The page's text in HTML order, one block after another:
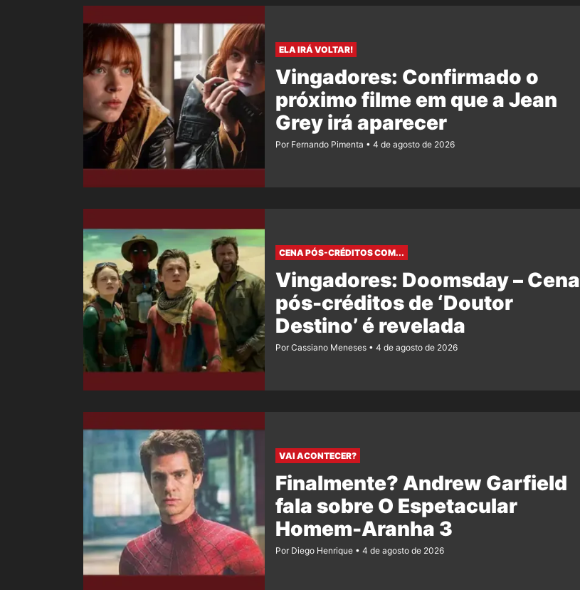
ELA IRÁ VOLTAR!
Vingadores: Confirmado o
próximo filme em que a Jean
Grey irá aparecer
Por Fernando Pimenta 4 de agosto de 2026
CENA PÓS-CRÉDITOS COM...
Vingadores: Doomsday – Cena
pós-créditos de ‘Doutor
Destino’ é revelada
Por Cassiano Meneses 4 de agosto de 2026
VAI ACONTECER?
Finalmente? Andrew Garfield
fala sobre O Espetacular
Homem-Aranha 3
Por Diego Henrique 4 de agosto de 2026